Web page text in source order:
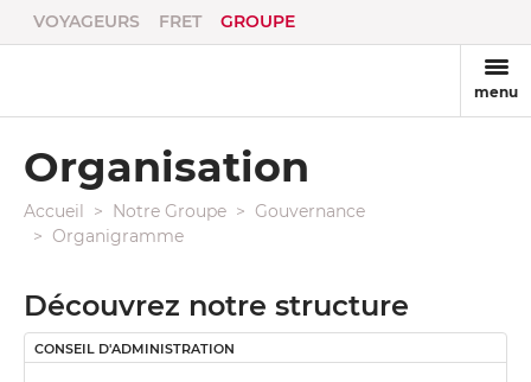
VOYAGEURS FRET GROUPE
menu
Organisation
Accueil Notre Groupe
Gouvernance
Organigramme
Découvrez notre structure
CONSEIL D'ADMINISTRATION